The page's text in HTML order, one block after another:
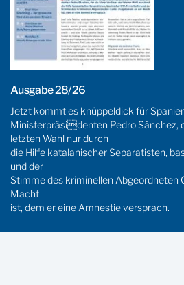
Ausgabe 28/26
Jetzt kommt es knüppeldick für
Ministerpräsidenten Pedro Sánchez,
letzten Wahl nur durch
die Hilfe katalanischer Separatisten,
und der
Stimme des kriminellen Abgeordneten
Macht
ist, dem er eine Amnestie versprach.